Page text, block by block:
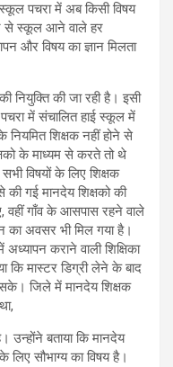
पचरा में अब किसी विषय
से स्कूल आने वाले हर
और विषय का ज्ञान मिलता
नियुक्ति की जा रही है। इसी
में संचालित हाई स्कूल में
नियमित शिक्षक नहीं होने से
के माध्यम से करते तो थे
विषयों के लिए शिक्षक
की गई मानदेय शिक्षको की
वहीं गाँव के आसपास रहने वाले
का अवसर भी मिल गया है।
कराने वाली शिक्षिका
कि मास्टर डिग्री लेने के बाद
सके। जिले में मानदेय शिक्षक
उन्होंने बताया कि मानदेय
सौभाग्य का विषय है।